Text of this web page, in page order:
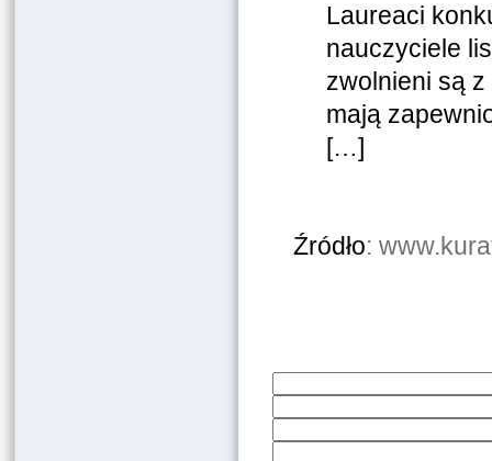
Laureaci
nauczyciele
zwolnieni są
mają
[…]
Źródło: